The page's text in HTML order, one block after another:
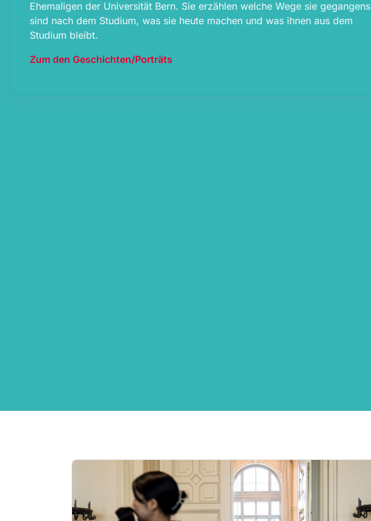
Ehemaligen der Universität Bern. Sie erzählen welche Wege sie gegangens
sind nach dem Studium, was sie heute machen und was ihnen aus dem
Studium bleibt.
Zum den Geschichten/Porträts